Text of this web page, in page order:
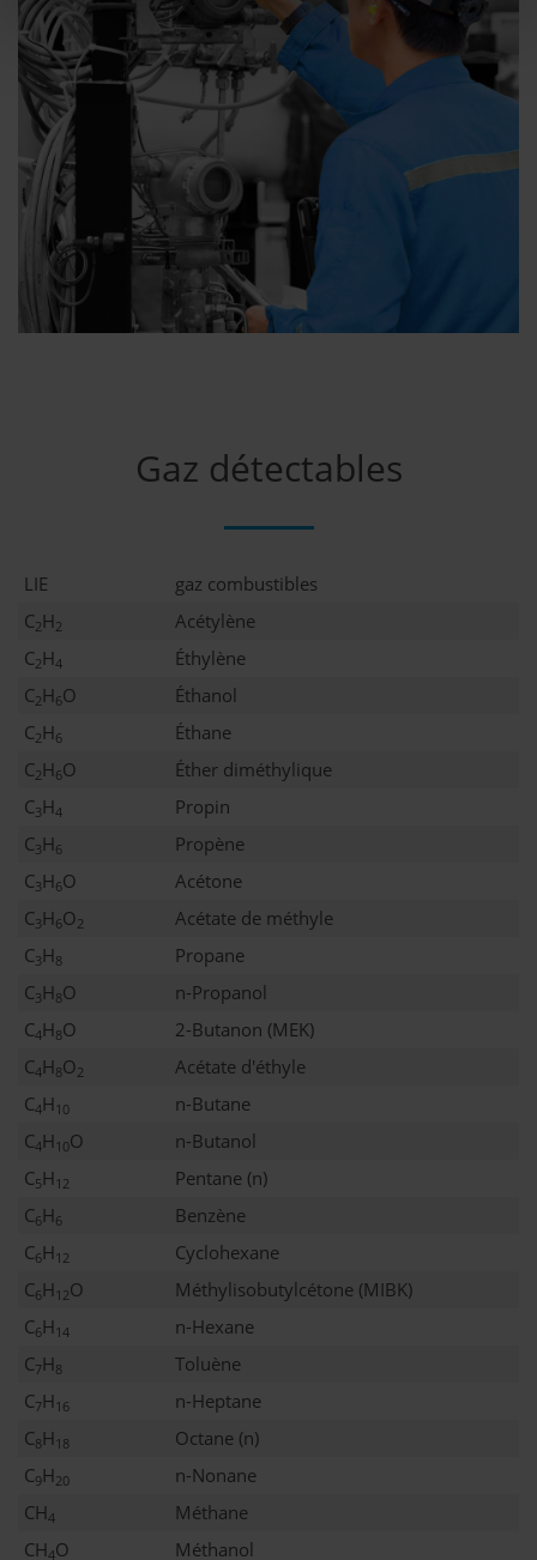
Gaz détectables
LIE
gaz combustibles
C2 H2
Acétylène
C2H4
Éthylène
C2 H6O
Éthanol
C2H6
Éthane
C2 H6O
Éther diméthylique
C3H4
Propin
C3H6
Propène
C3H6O
Acétone
C3H6O2
Acétate de méthyle
C3H8
Propane
C3H8O
n-Propanol
C4H8O
2-Butanon (MEK)
C4H8O2
Acétate d'éthyle
C4H10
n-Butane
C4H10O
n-Butanol
C5H12
Pentane (n)
C6H6
Benzène
C6H12
Cyclohexane
C6H12O
Méthylisobutylcétone (MIBK)
C6H14
n-Hexane
C7H8
Toluène
C7H16
n-Heptane
C8H18
Octane (n)
C9H20
n-Nonane
CH4
Méthane
CH4O
Méthanol